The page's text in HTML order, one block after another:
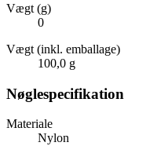
Vægt (g)
0
Vægt (inkl. emballage)
100,0 g
Nøglespecifikation
Materiale
Nylon